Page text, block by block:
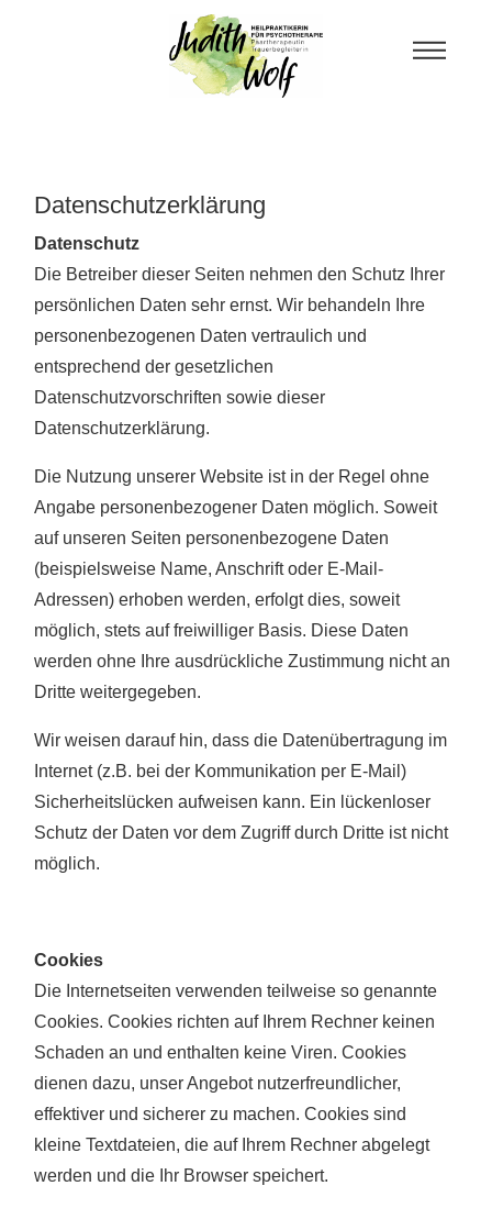
Datenschutzerklärung
Datenschutz
Die Betreiber dieser Seiten nehmen den Schutz Ihrer
persönlichen Daten sehr ernst. Wir behandeln Ihre
personenbezogenen Daten vertraulich und
entsprechend der gesetzlichen
Datenschutzvorschriften sowie dieser
Datenschutzerklärung.
Die Nutzung unserer Website ist in der Regel ohne
Angabe personenbezogener Daten möglich. Soweit
auf unseren Seiten personenbezogene Daten
(beispielsweise Name, Anschrift oder E-Mail-
Adressen) erhoben werden, erfolgt dies, soweit
möglich, stets auf freiwilliger Basis. Diese Daten
werden ohne Ihre ausdrückliche Zustimmung nicht an
Dritte weitergegeben.
Wir weisen darauf hin, dass die Datenübertragung im
Internet (z.B. bei der Kommunikation per E-Mail)
Sicherheitslücken aufweisen kann. Ein lückenloser
Schutz der Daten vor dem Zugriff durch Dritte ist nicht
möglich.
Cookies
Die Internetseiten verwenden teilweise so genannte
Cookies. Cookies richten auf Ihrem Rechner keinen
Schaden an und enthalten keine Viren. Cookies
dienen dazu, unser Angebot nutzerfreundlicher,
effektiver und sicherer zu machen. Cookies sind
kleine Textdateien, die auf Ihrem Rechner abgelegt
werden und die Ihr Browser speichert.